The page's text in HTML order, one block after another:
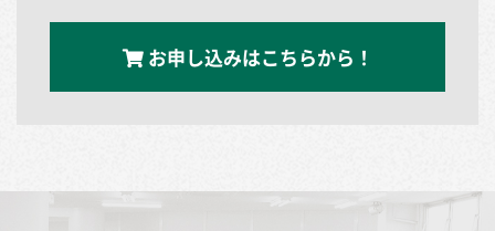
お申し込みはこちらから！